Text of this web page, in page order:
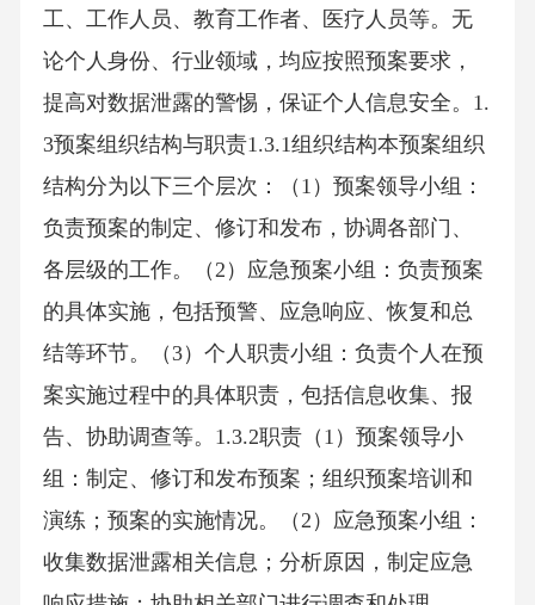
工、工作人员、教育工作者、医疗人员等。无
论个人身份、行业领域，均应按照预案要求，
提高对数据泄露的警惕，保证个人信息安全。1.
3预案组织结构与职责1.3.1组织结构本预案组织
结构分为以下三个层次：（1）预案领导小组：
负责预案的制定、修订和发布，协调各部门、
各层级的工作。（2）应急预案小组：负责预案
的具体实施，包括预警、应急响应、恢复和总
结等环节。（3）个人职责小组：负责个人在预
案实施过程中的具体职责，包括信息收集、报
告、协助调查等。1.3.2职责（1）预案领导小
组：制定、修订和发布预案；组织预案培训和
演练；预案的实施情况。（2）应急预案小组：
收集数据泄露相关信息；分析原因，制定应急